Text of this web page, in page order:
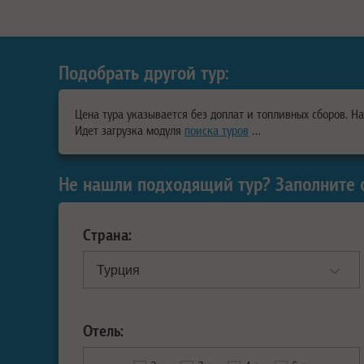
Подобрать другой тур:
Цена тура указывается без доплат и топливных сборов.
Идет загрузка модуля поиска туров …
Не нашли подходящий тур?
Страна:
Отель: